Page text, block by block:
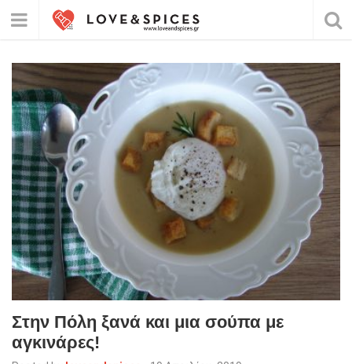
Στην Πόλη ξανά και μια σούπα με
αγκινάρες!